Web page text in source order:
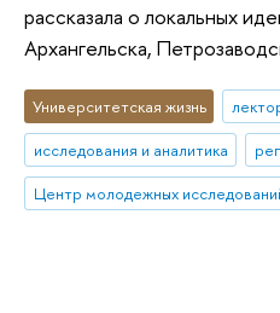
рассказала о локальных
Архангельска,
Университетская жизнь
исследования и аналитика
Центр молодежных